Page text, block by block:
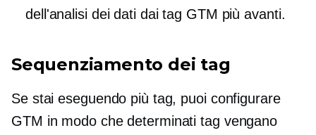
dell'analisi dei dati dai tag GTM più avanti.
Sequenziamento dei tag
Se stai eseguendo più tag, puoi configurare
GTM in modo che determinati tag vengano